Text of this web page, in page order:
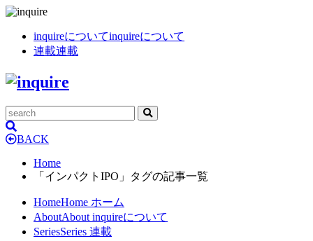
inquireについてinquireについて
連載連載
BACK
Home
「インパクトIPO」タグの記事一覧
HomeHome ホーム
AboutAbout inquireについて
SeriesSeries 連載